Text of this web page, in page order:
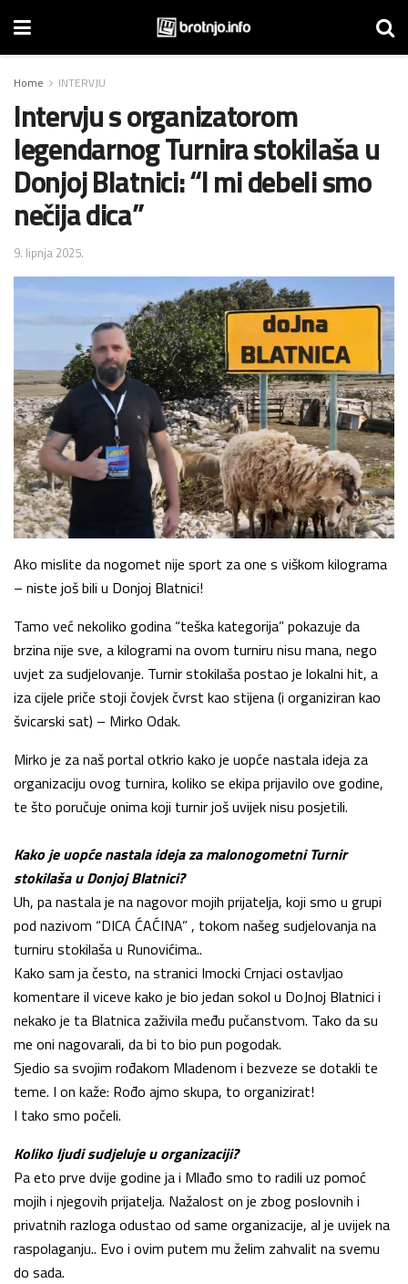
Home INTERVJU
Intervju s organizatorom
legendarnog Turnira stokilaša u
Donjoj Blatnici: “I mi debeli smo
nečija dica”
9. lipnja 2025.
Ako mislite da nogomet nije sport za one s viškom kilograma
– niste još bili u Donjoj Blatnici!
Tamo već nekoliko godina “teška kategorija” pokazuje da
brzina nije sve, a kilogrami na ovom turniru nisu mana, nego
uvjet za sudjelovanje. Turnir stokilaša postao je lokalni hit, a
iza cijele priče stoji čovjek čvrst kao stijena (i organiziran kao
švicarski sat) – Mirko Odak.
Mirko je za naš portal otkrio kako je uopće nastala ideja za
organizaciju ovog turnira, koliko se ekipa prijavilo ove godine,
te što poručuje onima koji turnir još uvijek nisu posjetili.
Kako je uopće nastala ideja za malonogometni Turnir
stokilaša u Donjoj Blatnici?
Uh, pa nastala je na nagovor mojih prijatelja, koji smo u grupi
pod nazivom “DICA ĆAĆINA” , tokom našeg sudjelovanja na
turniru stokilaša u Runovićima..
Kako sam ja često, na stranici Imocki Crnjaci ostavljao
komentare il viceve kako je bio jedan sokol u DoJnoj Blatnici i
nekako je ta Blatnica zaživila među pučanstvom. Tako da su
me oni nagovarali, da bi to bio pun pogodak.
Sjedio sa svojim rođakom Mladenom i bezveze se dotakli te
teme. I on kaže: Rođo ajmo skupa, to organizirat!
I tako smo počeli.
Koliko ljudi sudjeluje u organizaciji?
Pa eto prve dvije godine ja i Mlađo smo to radili uz pomoć
mojih i njegovih prijatelja. Nažalost on je zbog poslovnih i
privatnih razloga odustao od same organizacije, al je uvijek na
raspolaganju.. Evo i ovim putem mu želim zahvalit na svemu
do sada.